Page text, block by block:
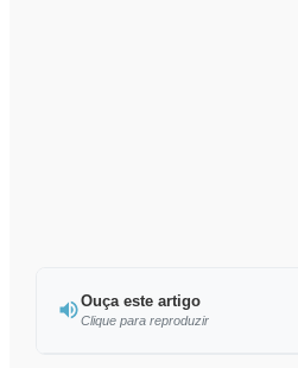
Ouça este artigo
Clique para reproduzir